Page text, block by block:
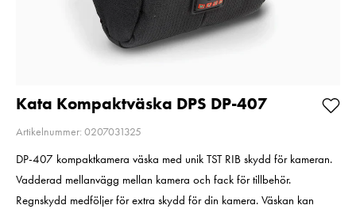
Pris:399 kr
399 kr
I lager
Lägg i
Kata Kompaktväska DPS DP-407
Artikelnummer: 0207031325
DP-407 kompaktkamera väska med unik TST RIB skydd för kameran.
Vadderad mellanvägg mellan kamera och fack för tillbehör.
Regnskydd medföljer för extra skydd för din kamera. Väskan kan